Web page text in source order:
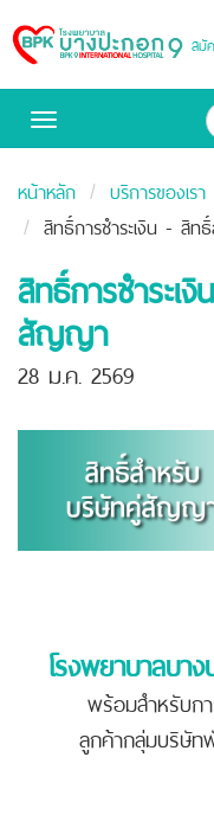
Bangpakok
Hospital
สมั
Toggle
หน้าหลัก บริการของเรา
สิทธิ์การชำระเงิน - สิ
สิทธิ์การชำระ
สัญญา
28 ม.ค. 2569
โรงพยาบาลบา
พร้อมสำหรับก
ลูกค้ากลุ่มบริษั